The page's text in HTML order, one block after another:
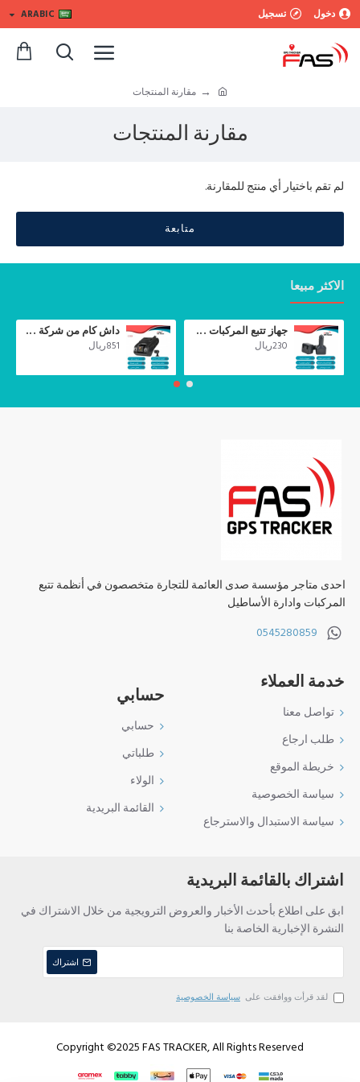
دخول تسجيل ARABIC
مقارنة المنتجات
مقارنة المنتجات
لم تقم باختيار أي منتج للمقارنة.
متابعة
الاكثر مبيعا
جهاز تتبع المركبات على الولاعة FAS 200
230ريال
داش كام من شركة جيمي تصوير أمامية داخلية JC400 بدقة FHD 1080P تدعم البث المباشر مع التتبع المباشر للمركبة
851ريال
احدى متاجر مؤسسة صدى العائمة للتجارة متخصصون في أنظمة تتبع
المركبات وادارة الأساطيل
0545280859
خدمة العملاء
تواصل معنا
طلب ارجاع
خريطة الموقع
سياسة الخصوصية
سياسة الاستبدال والاسترجاع
حسابي
حسابي
طلباتي
الولاء
القائمة البريدية
اشتراك بالقائمة البريدية
ابق على اطلاع بأحدث الأخبار والعروض الترويجية من خلال الاشتراك في
النشرة الإخبارية الخاصة بنا
اشتراك
لقد قرأت ووافقت على سياسة الخصوصية
Copyright ©2025 FAS TRACKER, All Rights Reserved